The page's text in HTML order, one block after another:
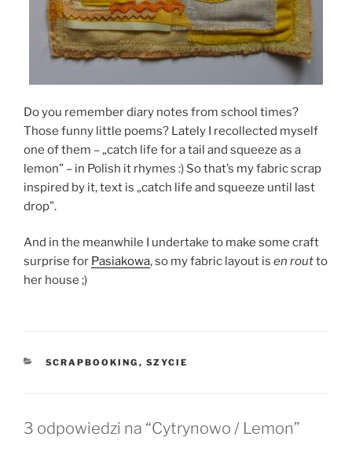
Do you remember diary notes from school times?
Those funny little poems? Lately I recollected myself
one of them – „catch life for a tail and squeeze as a
lemon” – in Polish it rhymes :) So that’s my fabric scrap
inspired by it, text is „catch life and squeeze until last
drop”.
And in the meanwhile I undertake to make some craft
surprise for Pasiakowa, so my fabric layout is en routto
her house ;)
KATEGORIE
SCRAPBOOKING , SZYCIE
3 odpowiedzi na “Cytrynowo / Lemon”